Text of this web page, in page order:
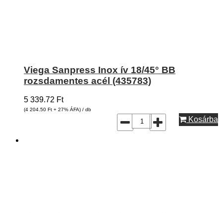
Viega Sanpress Inox ív 18/45° BB
rozsdamentes acél (435783)
5 339.72 Ft
(4 204.50 Ft + 27% ÁFA) / db
Kosárba